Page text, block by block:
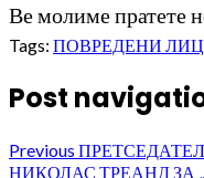
Ве молиме пратете
Tags: ПОВРЕДЕНИ
Post
Previous
НИКОЛАС ТРЕАНД ЗА